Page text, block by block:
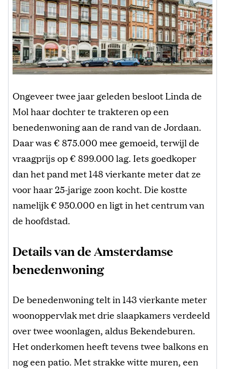
Ongeveer twee jaar geleden besloot Linda de
Mol haar dochter te trakteren op een
benedenwoning aan de rand van de Jordaan.
Daar was € 875.000 mee gemoeid, terwijl de
vraagprijs op € 899.000 lag. Iets goedkoper
dan het pand met 148 vierkante meter dat ze
voor haar 25-jarige zoon kocht. Die kostte
namelijk € 950.000 en ligt in het centrum van
de hoofdstad.
Details van de Amsterdamse
benedenwoning
De benedenwoning telt in 143 vierkante meter
woonoppervlak met drie slaapkamers verdeeld
over twee woonlagen, aldus Bekendeburen.
Het onderkomen heeft tevens twee balkons en
nog een patio. Met strakke witte muren, een